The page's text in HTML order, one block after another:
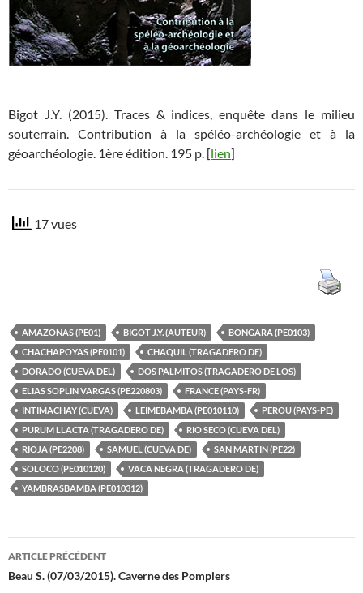
Bigot J.Y. (2015). Traces & indices, enquête dans le milieu
souterrain. Contribution à la spéléo-archéologie et à la
géoarchéologie. 1ère édition. 195 p. [lien]
17 vues
AMAZONAS (PE01) BIGOT J.Y. (AUTEUR)
BONGARA (PE0103)
CHACHAPOYAS (PE0101)
CHAQUIL (TRAGADERO DE)
DORADO (CUEVA DEL)
DOS PALMITOS (TRAGADERO DE LOS)
ELIAS SOPLIN VARGAS (PE220803)
FRANCE (PAYS-FR)
INTIMACHAY (CUEVA)
LEIMEBAMBA (PE010110)
PEROU (PAYS-PE)
PURUM LLACTA (TRAGADERO DE)
RIO SECO (CUEVA DEL)
RIOJA (PE2208)
SAMUEL (CUEVA DE)
SAN MARTIN (PE22)
SOLOCO (PE010120)
VACA NEGRA (TRAGADERO DE)
YAMBRASBAMBA (PE010312)
Navigation
des
ARTICLE PRÉCÉDENT
Beau S. (07/03/2015). Caverne des Pompiers